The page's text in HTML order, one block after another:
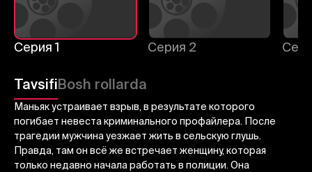
Серия 1 Серия 2
TavsifiBosh rollarda
Маньяк устраивает взрыв, в результате которого
погибает невеста криминального профайлера. После
трагедии мужчина уезжает жить в сельскую глушь.
Правда, там он всё же встречает женщину, которая
только недавно начала работать в полиции. Она